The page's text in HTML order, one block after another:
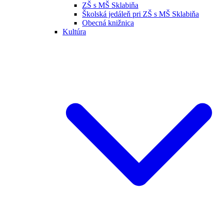
ZŠ s MŠ Sklabiňa
Školská jedáleň pri ZŠ s MŠ Sklabiňa
Obecná knižnica
Kultúra